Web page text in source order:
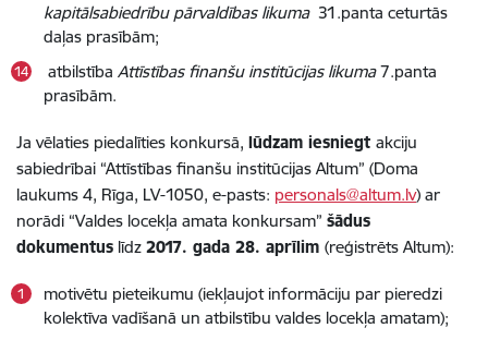
kapitālsabiedrību pārvaldības likuma31.panta ceturtās
daļas prasībām;
atbilstība Attīstības finanšu institūcijas likuma7.panta
prasībām.
Ja vēlaties piedalīties konkursā, lūdzam iesniegt akciju
sabiedrībai “Attīstības finanšu institūcijas Altum” (Doma
laukums 4, Rīga, LV-1050, e-pasts: personals@altum.lv) ar
norādi “Valdes locekļa amata konkursam” šādus
dokumentus līdz 2017. gada 28. aprīlim (reģistrēts Altum):
motivētu pieteikumu (iekļaujot informāciju par pieredzi
kolektīva vadīšanā un atbilstību valdes locekļa amatam);